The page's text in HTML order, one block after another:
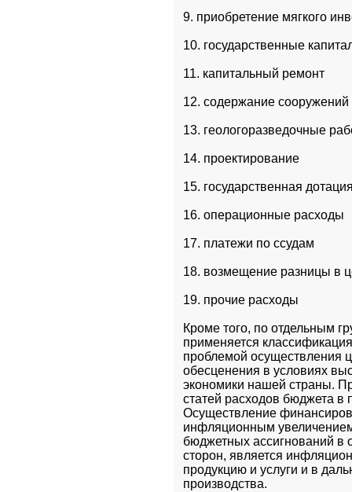
9. приобретение мягкого
10. государственные
11. капитальный ремонт
12. содержание сооружений
13. геологоразведочные
14. проектирование
15. государственная
16. операционные расходы
17. платежи по ссудам
18. возмещение разницы в
19. прочие расходы
Кроме того, по отдельным
применяется
проблемой осуществления
обесценения в условиях
экономики нашей страны.
статей расходов бюджета в
Осуществление
инфляционным
бюджетных ассигнований в
сторон, является
продукцию и услуги и в
производства.